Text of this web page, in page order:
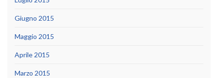
Giugno 2015
Maggio 2015
Aprile 2015
Marzo 2015